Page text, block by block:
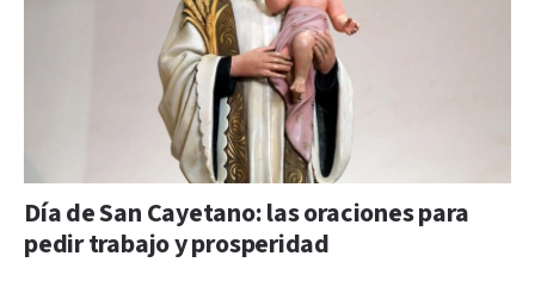
Día de San Cayetano: las oraciones para
pedir trabajo y prosperidad